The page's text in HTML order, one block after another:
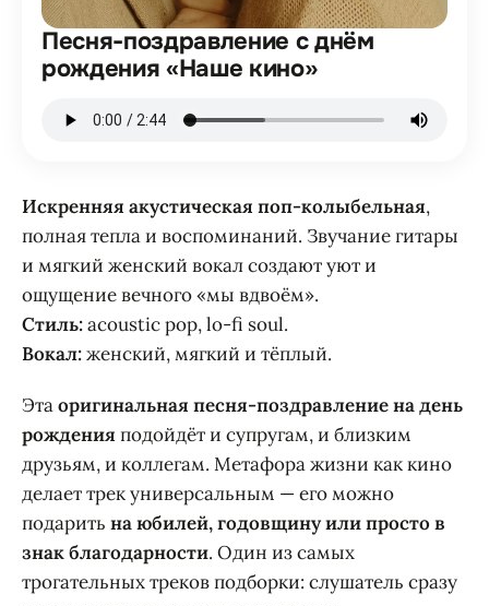
Песня-поздравление с днём
рождения «Наше кино»
Искренняя акустическая поп-колыбельная,
полная тепла и воспоминаний. Звучание гитары
и мягкий женский вокал создают уют и
ощущение вечного «мы вдвоём».
Стиль:acoustic pop, lo-fi soul.
Вокал:женский, мягкий и тёплый.
Этаоригинальная песня-поздравление на день
рождения подойдёт и супругам, и близким
друзьям, и коллегам. Метафора жизни как кино
делает трек универсальным — его можно
подарить на юбилей, годовщину или просто в
знак благодарности. Один из самых
трогательных треков подборки: слушатель сразу